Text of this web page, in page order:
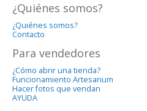
¿Quiénes somos?
¿Quiénes somos?
Contacto
Para vendedores
¿Cómo abrir una tienda?
Funcionamiento Artesanum
Hacer fotos que vendan
AYUDA